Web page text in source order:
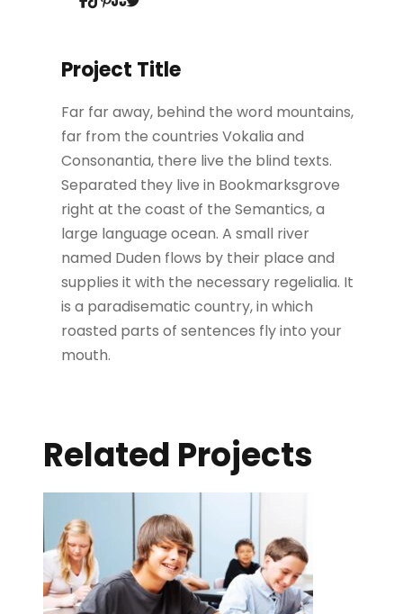
Project Title
Far far away, behind the word mountains,
far from the countries Vokalia and
Consonantia, there live the blind texts.
Separated they live in Bookmarksgrove
right at the coast of the Semantics, a
large language ocean. A small river
named Duden flows by their place and
supplies it with the necessary regelialia. It
is a paradisematic country, in which
roasted parts of sentences fly into your
mouth.
Related Projects